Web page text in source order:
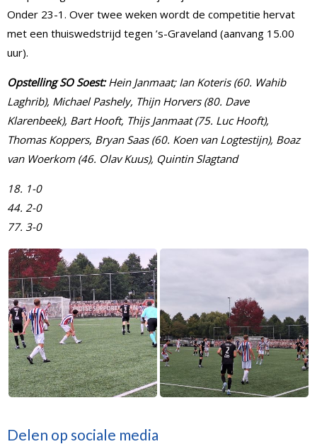
Onder 23-1. Over twee weken wordt de competitie hervat
met een thuiswedstrijd tegen ’s-Graveland (aanvang 15.00
uur).
Opstelling SO Soest:Hein Janmaat; Ian Koteris (60. Wahib
Laghrib), Michael Pashely, Thijn Horvers (80. Dave
Klarenbeek), Bart Hooft, Thijs Janmaat (75. Luc Hooft),
Thomas Koppers, Bryan Saas (60. Koen van Logtestijn), Boaz
van Woerkom (46. Olav Kuus), Quintin Slagtand
18. 1-0
44. 2-0
77. 3-0
Delen op sociale media